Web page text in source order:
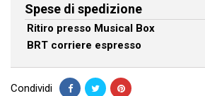
Spese di spedizione
Ritiro presso Musical Box
BRT corriere espresso
Condividi